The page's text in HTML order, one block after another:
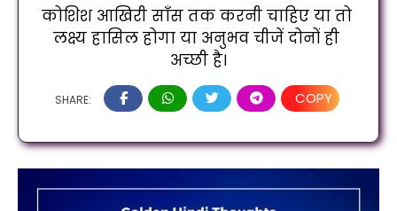
कोशिश आखिरी साँस तक करनी चाहिए या तो
लक्ष्य हासिल होगा या अनुभव चीजें दोनों ही
अच्छी है।
SHARE: COPY